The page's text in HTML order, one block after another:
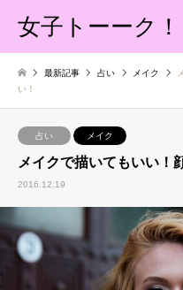
女子トーーク！
最新記事 占い メイク
い！
占い メイク
メイクで描いてもいい！
2016.12.19